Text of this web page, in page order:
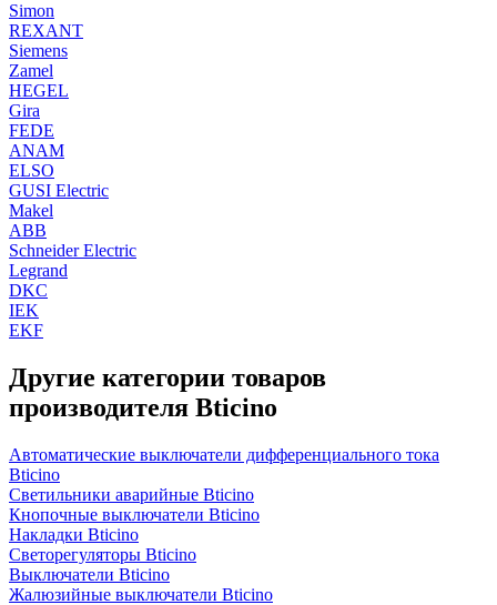
Simon
REXANT
Siemens
Zamel
HEGEL
Gira
FEDE
ANAM
ELSO
GUSI Electric
Makel
ABB
Schneider Electric
Legrand
DKC
IEK
EKF
Другие категории товаров
производителя Bticino
Автоматические выключатели дифференциального тока
Bticino
Светильники аварийные Bticino
Кнопочные выключатели Bticino
Накладки Bticino
Светорегуляторы Bticino
Выключатели Bticino
Жалюзийные выключатели Bticino